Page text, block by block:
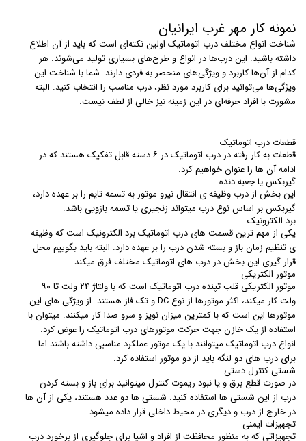
نمونه کار مهر غرب ایرانیان
شناخت انواع مختلف درب اتوماتیک اولین نکته‌ای است که باید از آن اطلاع
داشته باشید. این درب‌ها در انواع و طرح‌های بسیاری تولید می‌شوند. هر
کدام از آن‌ها کاربرد و ویژگی‌های منحصر به فردی دارند. شما با شناخت این
ویژگی‌ها می‌توانید برای کاربرد مورد نظر، درب مناسب را انتخاب کنید. البته
مشورت با افراد حرفه‌ای در این زمینه نیز خالی از لطف نیست.
قطعات درب اتوماتیک
قطعات به کار رفته در درب اتوماتیک در ۶ دسته قابل تفکیک هستند که در
ادامه آن ها را عنوان خواهیم کرد.
گیربکس یا جعبه دنده
این بخش از درب وظیفه ی انتقال نیرو موتور به تسمه تایم را بر عهده دارد،
گیربکس بر اساس نوع درب میتواند زنجیری یا تسمه بازویی باشد.
برد الکترونیک
یکی از مهم ترین قسمت های درب اتوماتیک برد الکترونیک است که وظیفه
ی تنظیم زمان باز و بسته شدن درب را بر عهده دارد. البته باید بگوییم محل
قرار گیری این بخش در درب های اتوماتیک مختلف فرق میکند.
موتور الکتریکی
موتور الکتریکی قلب تپنده درب اتوماتیک است که با ولتاژ ۲۴ ولت تا ۹۰
ولت کار میکند، اکثر موتورها از نوع DC و تک فاز هستند. از ویژگی های این
موتورها این است که با کمترین میزان نویز و سرو صدا کار میکنند. میتوان با
استفاده از یک خازن جهت حرکت موتورهای درب اتوماتیک را عوض کرد.
انواع درب اتوماتیک میتوانند با یک موتور عملکرد مناسبی داشته باشند اما
برای درب های دو لنگه باید از دو موتور استفاده کرد.
شستی کنترل دستی
در صورت قطع برق و یا نبود ریموت کنترل میتوانید برای باز و بسته کردن
درب از این شستی ها استفاده کنید. شستی ها دو عدد هستند، یکی از آن ها
در خارج از درب و دیگری در محیط داخلی قرار داده میشود.
تجهیزات ایمنی
تجهیزاتی که به منظور محافظت از افراد و اشیا برای جلوگیری از برخورد درب